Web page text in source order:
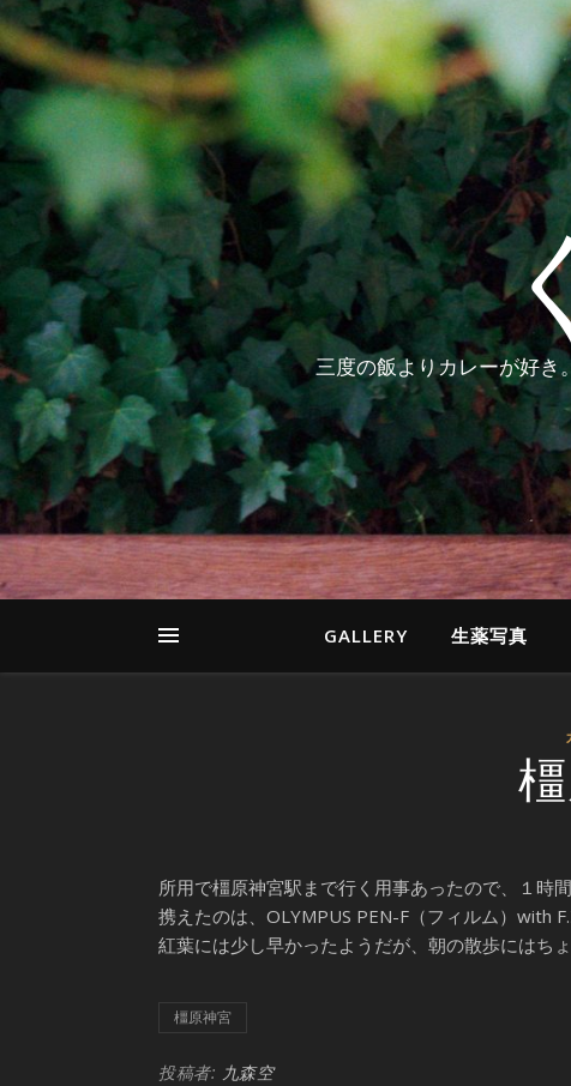
三度の飯よりカレーが好き
GALLERY 生薬写真
所用で橿原神宮駅まで行く用事あったので、１時
携えたのは、OLYMPUS PEN-F（フィルム）with
紅葉には少し早かったようだが、朝の散歩にはちょ
橿原神宮
投稿者: 九森空